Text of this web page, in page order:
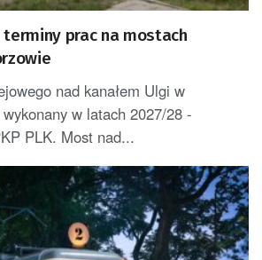
terminy prac na mostach
nad kanałem Ulgi w
w latach 2027/28 -
PLK. Most nad...